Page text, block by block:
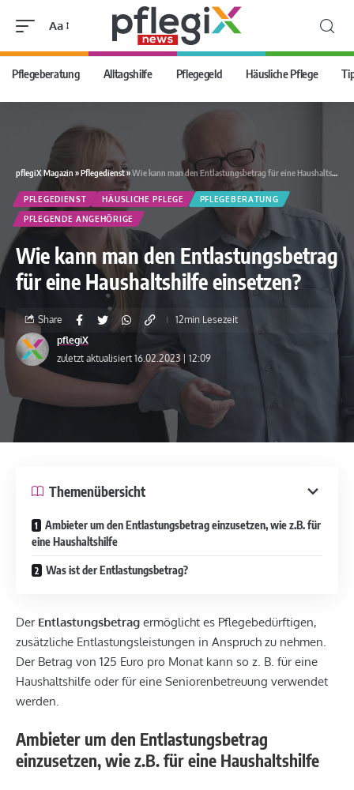
Aa
Pflegeberatung Alltagshilfe Pflegegeld Häusliche Pflege
pflegiX Magazin »Pflegedienst»Wie kann man den Entlastungsbetrag für eine Haushaltshilfe einsetzen?
PFLEGEDIENST HÄUSLICHE PFLEGE PFLEGEBERATUNG
PFLEGENDE ANGEHÖRIGE
Wie kann man den Entlastungsbetrag
für eine Haushaltshilfe einsetzen?
zuletzt aktualisiert 16.02.2023 | 12:09
pflegiX
Share 12min Lesezeit
Themenübersicht
Ambieter um den Entlastungsbetrag einzusetzen, wie z.B. für
eine Haushaltshilfe
Was ist der Entlastungsbetrag?
Der Entlastungsbetrag ermöglicht es Pflegebedürftigen,
zusätzliche Entlastungsleistungen in Anspruch zu nehmen.
Der Betrag von 125 Euro pro Monat kann so z. B. für eine
Haushaltshilfe oder für eine Seniorenbetreuung verwendet
werden.
Ambieter um den Entlastungsbetrag
einzusetzen, wie z.B. für eine Haushaltshilfe